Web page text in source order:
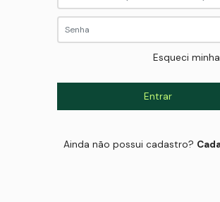
Esqueci
Entrar
Ainda não possui cadastro?